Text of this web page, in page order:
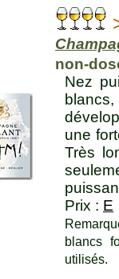
non-
Nez
une
Très
Prix : E
blancs
utilisés.